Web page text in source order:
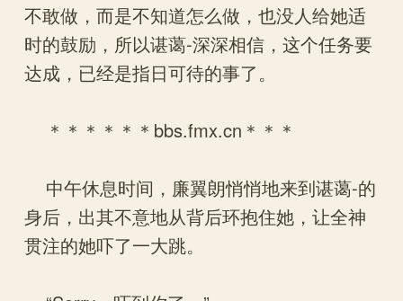
不敢做，而是不知道怎么做，也没人给她适
时的鼓励，所以谌蔼-深深相信，这个任务要
达成，已经是指日可待的事了。
＊＊＊＊＊＊bbs.fmx.cn＊＊＊
中午休息时间，廉翼朗悄悄地来到谌蔼-的
身后，出其不意地从背后环抱住她，让全神
贯注的她吓了一大跳。